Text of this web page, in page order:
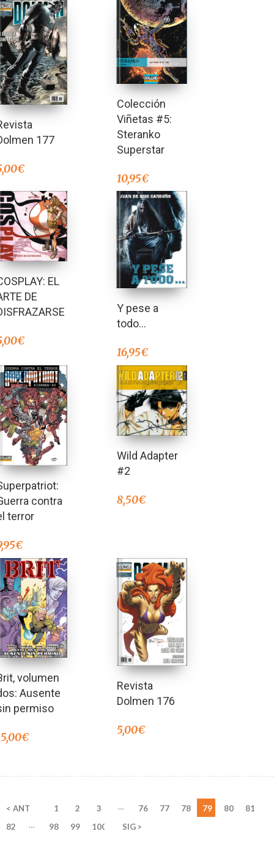
177
€
Colección
Viñetas #5:
Steranko
Superstar
10,95€
EL
DE
€
Y pese a
todo…
16,95€
contra
terror
€
Wild Adapter
#2
8,50€
volumen
Ausente
permiso
€
Revista
Dolmen 176
5,00€
< ANT 1 2 3 … 76 77 78 79 80
81
82
… 98 99 100 SIG >